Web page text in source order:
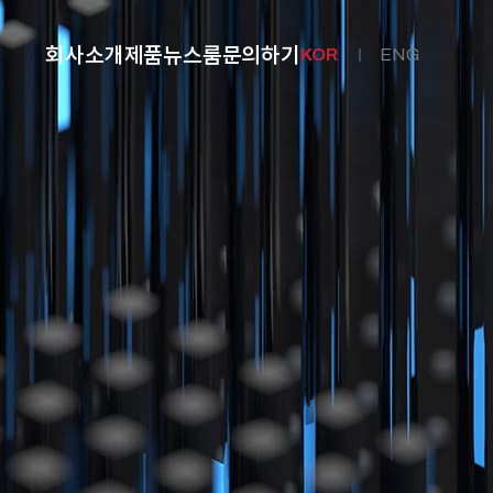
회사소개 제품뉴스룸문의하기 KOR ENG